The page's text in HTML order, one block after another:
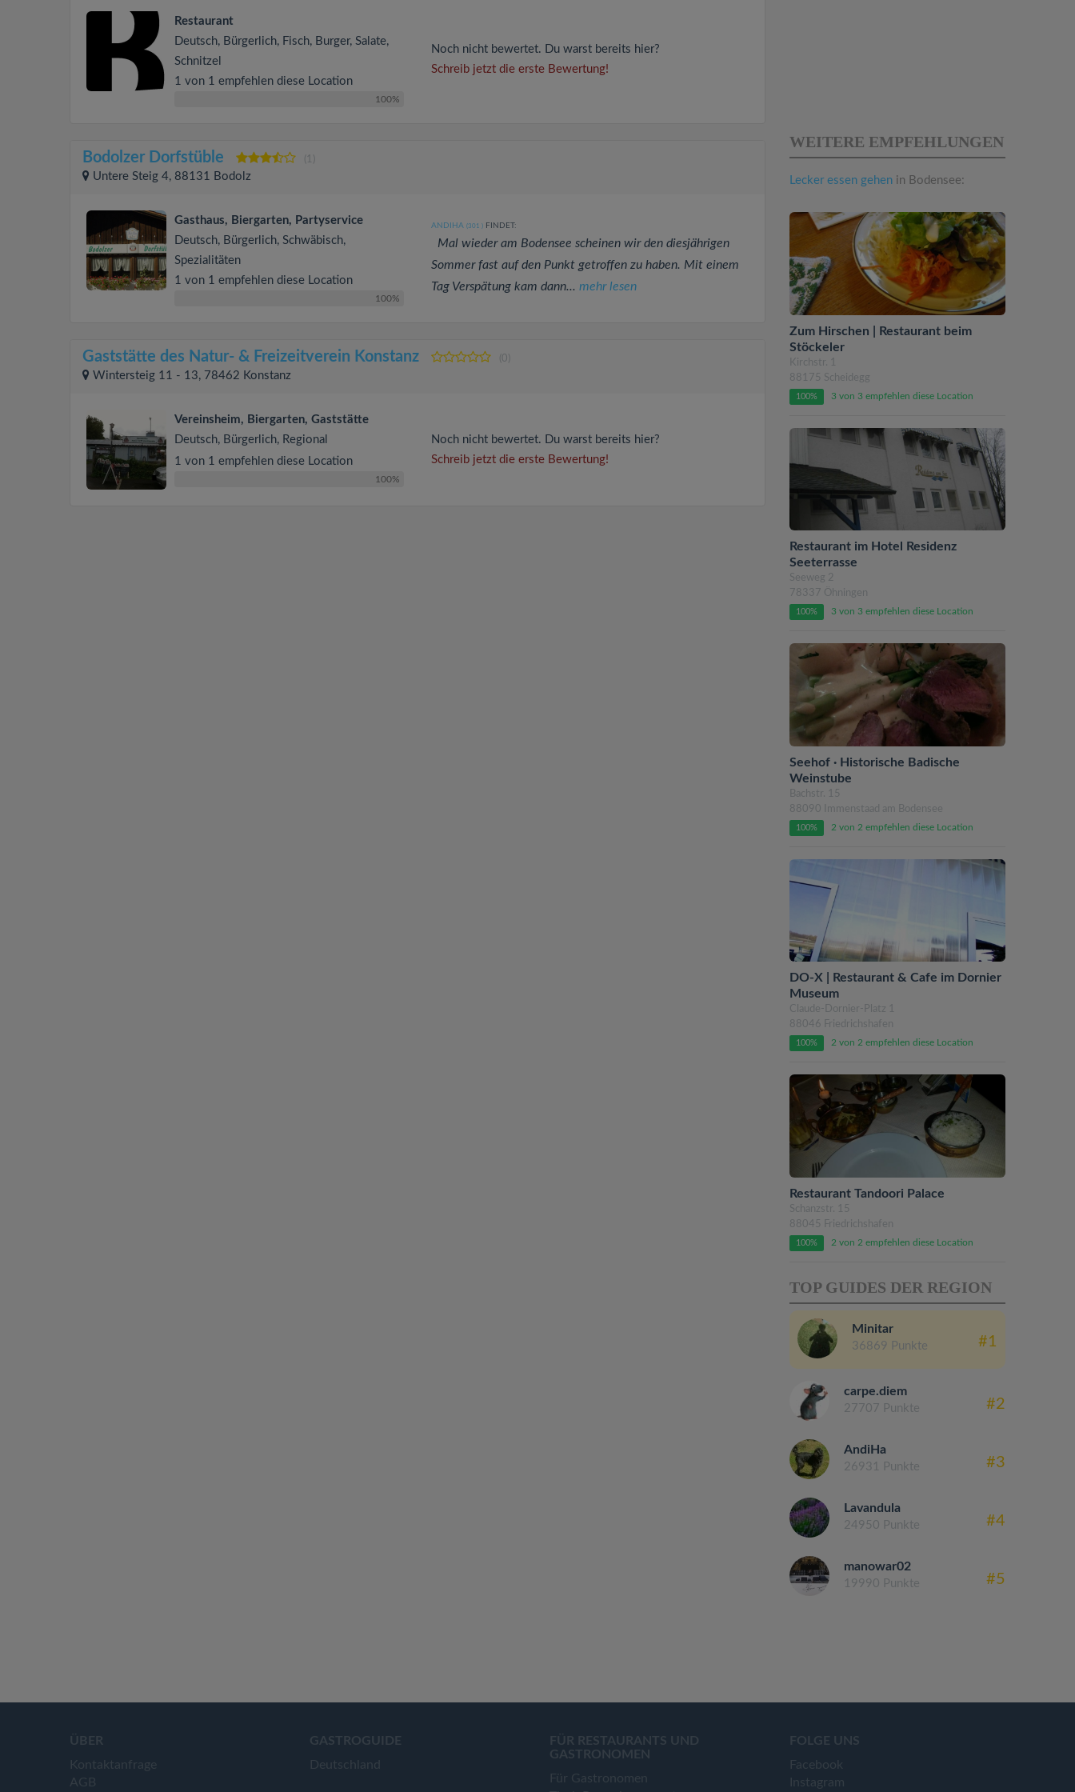
Restaurant
Deutsch, Bürgerlich, Fisch, Burger, Salate,
Schnitzel
1 von 1 empfehlen diese Location
100%
Noch nicht bewertet. Du warst bereits hier?
Schreib jetzt die erste Bewertung!
Bodolzer Dorfstüble (1)
Untere Steig 4, 88131 Bodolz
Gasthaus, Biergarten, Partyservice
Deutsch, Bürgerlich, Schwäbisch,
Spezialitäten
1 von 1 empfehlen diese Location
100%
ANDIHA (301 )FINDET:
Mal wieder am Bodensee scheinen wir den diesjährigen
Sommer fast auf den Punkt getroffen zu haben. Mit einem
Tag Verspätung kam dann... mehr lesen
Gaststätte des Natur- & Freizeitverein Konstanz (0)
Wintersteig 11 - 13, 78462 Konstanz
Vereinsheim, Biergarten, Gaststätte
Deutsch, Bürgerlich, Regional
1 von 1 empfehlen diese Location
100%
Noch nicht bewertet. Du warst bereits hier?
Schreib jetzt die erste Bewertung!
WEITERE EMPFEHLUNGEN
Lecker essen gehen in Bodensee:
Zum Hirschen | Restaurant beim
Stöckeler
Kirchstr. 1
88175 Scheidegg
100% 3 von 3 empfehlen diese Location
Restaurant im Hotel Residenz
Seeterrasse
Seeweg 2
78337 Öhningen
100% 3 von 3 empfehlen diese Location
Seehof · Historische Badische
Weinstube
Bachstr. 15
88090 Immenstaad am Bodensee
100% 2 von 2 empfehlen diese Location
DO-X | Restaurant & Cafe im Dornier
Museum
Claude-Dornier-Platz 1
88046 Friedrichshafen
100% 2 von 2 empfehlen diese Location
Restaurant Tandoori Palace
Schanzstr. 15
88045 Friedrichshafen
100% 2 von 2 empfehlen diese Location
TOP GUIDES DER REGION
Minitar
36869 Punkte #1
carpe.diem
27707 Punkte #2
AndiHa
26931 Punkte #3
Lavandula
24950 Punkte #4
manowar02
19990 Punkte #5
ÜBER
Kontaktanfrage
AGB
GASTROGUIDE
Deutschland
FÜR RESTAURANTS UND
GASTRONOMEN
Für Gastronomen
FOLGE UNS
Facebook
Instagram